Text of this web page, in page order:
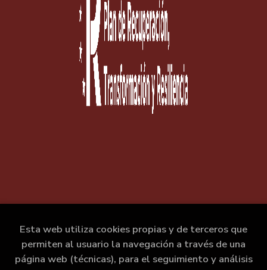
Esta web utiliza cookies propias y de terceros que
permiten al usuario la navegación a través de una
página web (técnicas), para el seguimiento y análisis